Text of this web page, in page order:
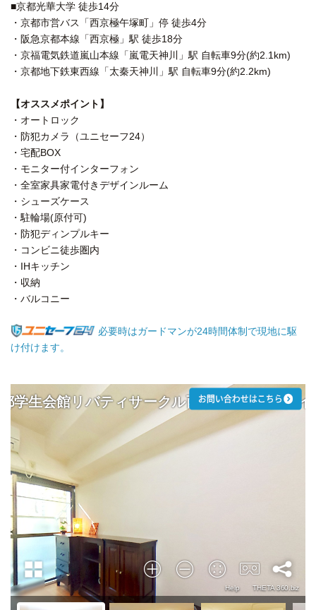
■京都光華大学 徒歩14分
・京都市営バス「西京極午塚町」停 徒歩4分
・阪急京都本線「西京極」駅 徒歩18分
・京福電気鉄道嵐山本線「嵐電天神川」駅 自転車9分(約2.1km)
・京都地下鉄東西線「太秦天神川」駅 自転車9分(約2.2km)
【オススメポイント】
・オートロック
・防犯カメラ（ユニセーフ24）
・宅配BOX
・モニター付インターフォン
・全室家具家電付きデザインルーム
・シューズケース
・駐輪場(原付可)
・防犯ディンプルキー
・コンビニ徒歩圏内
・IHキッチン
・収納
・バルコニー
必要時はガードマンが24時間体制で現地に駆
け付けます。